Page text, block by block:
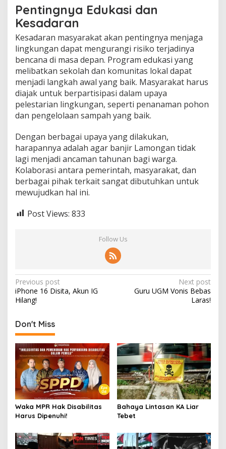
Pentingnya Edukasi dan
Kesadaran
Kesadaran masyarakat akan pentingnya menjaga
lingkungan dapat mengurangi risiko terjadinya
bencana di masa depan. Program edukasi yang
melibatkan sekolah dan komunitas lokal dapat
menjadi langkah awal yang baik. Masyarakat harus
diajak untuk berpartisipasi dalam upaya
pelestarian lingkungan, seperti penanaman pohon
dan pengelolaan sampah yang baik.
Dengan berbagai upaya yang dilakukan,
harapannya adalah agar banjir Lamongan tidak
lagi menjadi ancaman tahunan bagi warga.
Kolaborasi antara pemerintah, masyarakat, dan
berbagai pihak terkait sangat dibutuhkan untuk
mewujudkan hal ini.
Post Views: 833
Follow Us
Post
navigation
Previous post
iPhone 16 Disita, Akun IG
Hilang!
Next post
Guru UGM Vonis Bebas
Laras!
Don't Miss
Waka MPR Hak Disabilitas
Harus Dipenuhi!
Bahaya Lintasan KA Liar
Tebet